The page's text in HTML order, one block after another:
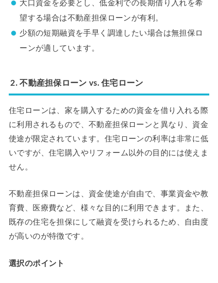
大口資金を必要とし、低金利での長期借り入れを希
望する場合は不動産担保ローンが有利。
少額の短期融資を手早く調達したい場合は無担保ロ
ーンが適しています。
2. 不動産担保ローン vs. 住宅ローン
住宅ローンは、家を購入するための資金を借り入れる際
に利用されるもので、不動産担保ローンと異なり、資金
使途が限定されています。住宅ローンの利率は非常に低
いですが、住宅購入やリフォーム以外の目的には使えま
せん。
不動産担保ローンは、資金使途が自由で、事業資金や教
育費、医療費など、様々な目的に利用できます。また、
既存の住宅を担保にして融資を受けられるため、自由度
が高いのが特徴です。
選択のポイント